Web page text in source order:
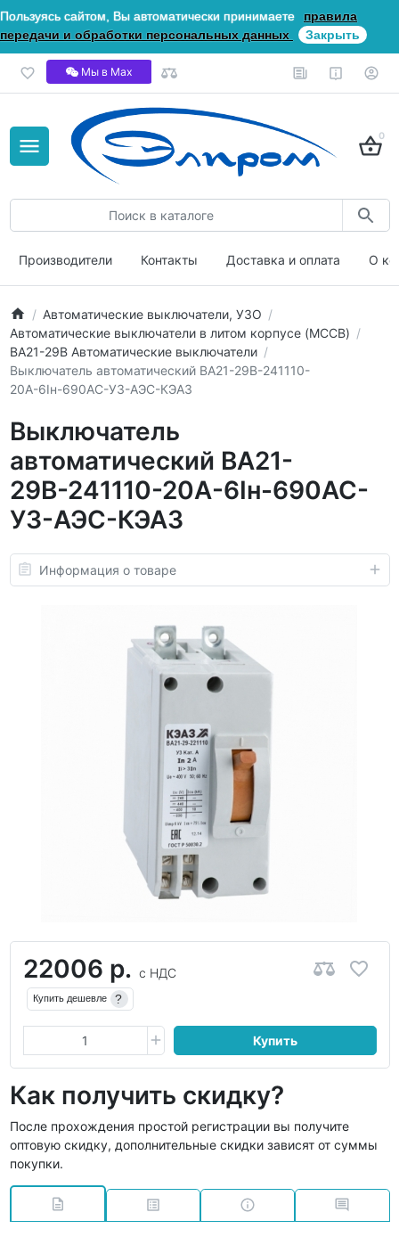
Пользуясь сайтом, Вы автоматически принимаете
правила
передачи и обработки персональных данных
Закрыть
Мы в Мах
0
Производители Контакты Доставка и оплата О
Автоматические выключатели, УЗО
Автоматические выключатели в литом корпусе (MCCB)
ВА21-29В Автоматические выключатели
Выключатель автоматический ВА21-29В-241110-
20А-6Iн-690AC-У3-АЭС-КЭАЗ
Выключатель
автоматический ВА21-
29В-241110-20А-6Iн-690AC-
У3-АЭС-КЭАЗ
Информация о товаре
22006 р. с НДС
Купить дешевле ?
Купить
Как получить скидку?
После прохождения простой регистрации вы получите
оптовую скидку, дополнительные скидки зависят от суммы
покупки.